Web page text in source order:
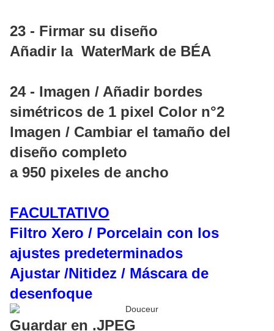
23 - Firmar su diseño
Añadir la WaterMark de BÉA
24 - Imagen / Añadir bordes
simétricos de 1 pixel Color n°2
Imagen / Cambiar el tamaño del
diseño completo
a 950 pixeles de ancho
FACULTATIVO
Filtro Xero / Porcelain con los
ajustes predeterminados
Ajustar /Nitidez / Máscara de
desenfoque
Guardar en .JPEG